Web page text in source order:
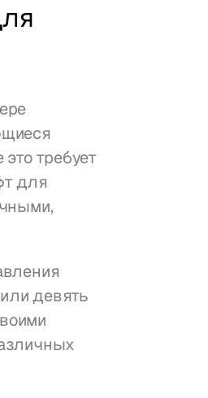
требует
для
девять